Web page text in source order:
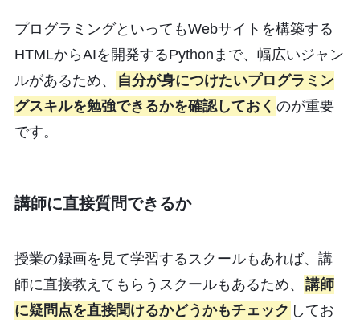
プログラミングといってもWebサイトを構築する
HTMLからAIを開発するPythonまで、幅広いジャン
ルがあるため、
自分が身につけたいプログラミン
グスキルを勉強できるかを確認しておく のが重要
です。
講師に直接質問できるか
授業の録画を見て学習するスクールもあれば、講
師に直接教えてもらうスクールもあるため、
講師
に疑問点を直接聞けるかどうかもチェック してお